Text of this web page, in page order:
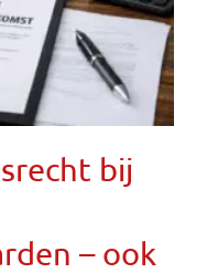
bij
– ook